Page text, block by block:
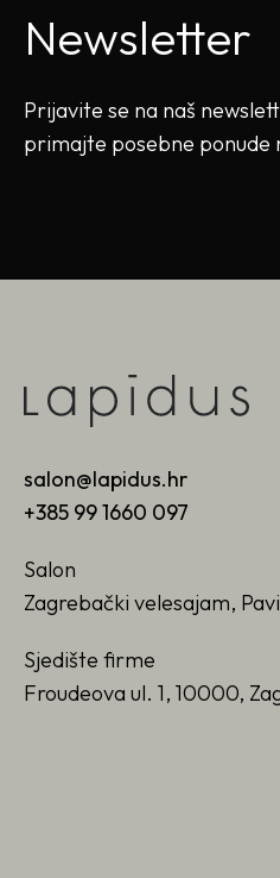
Newsletter
Prijavite se na naš
primajte posebne ponude
salon@lapidus.hr
+385 99 1660 097
Salon
Zagrebački velesajam,
Sjedište firme
Froudeova ul. 1, 10000,